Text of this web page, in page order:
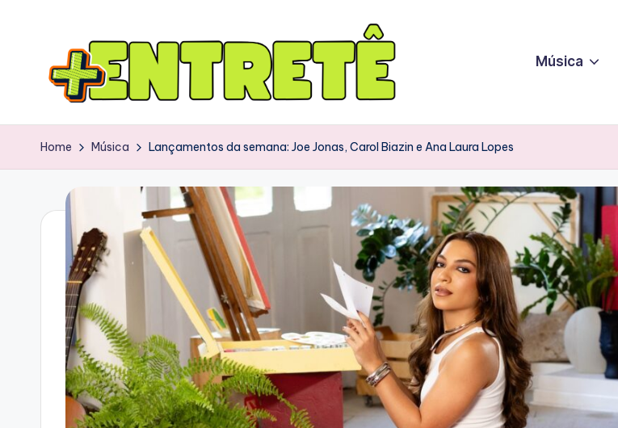
Música
Home Música Lançamentos da semana: Joe Jonas, Carol Biazin e Ana Laura Lopes